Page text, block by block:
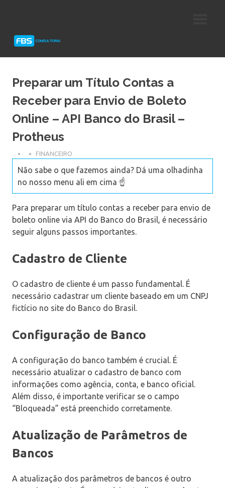
Protheus
Preparar um Título Contas a
Receber para Envio de Boleto
Online – API Banco do Brasil –
Protheus
FINANCEIRO
Não sabe o que fazemos ainda? Dá uma olhadinha
no nosso menu ali em cima ☝️
Para preparar um título contas a receber para envio de
boleto online via API do Banco do Brasil, é necessário
seguir alguns passos importantes.
Cadastro de Cliente
O cadastro de cliente é um passo fundamental. É
necessário cadastrar um cliente baseado em um CNPJ
fictício no site do Banco do Brasil.
Configuração de Banco
A configuração do banco também é crucial. É
necessário atualizar o cadastro de banco com
informações como agência, conta, e banco oficial.
Além disso, é importante verificar se o campo
“Bloqueada” está preenchido corretamente.
Atualização de Parâmetros de
Bancos
A atualização dos parâmetros de bancos é outro